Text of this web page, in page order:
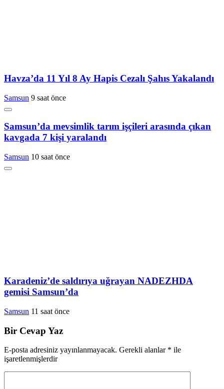
Havza’da 11 Yıl 8 Ay Hapis Cezalı Şahıs Yakalandı
Samsun 9 saat önce
Samsun’da mevsimlik tarım işçileri arasında çıkan
kavgada 7 kişi yaralandı
Samsun 10 saat önce
Karadeniz’de saldırıya uğrayan NADEZHDA
gemisi Samsun’da
Samsun 11 saat önce
Bir Cevap Yaz
E-posta adresiniz yayınlanmayacak. Gerekli alanlar * ile
işaretlenmişlerdir